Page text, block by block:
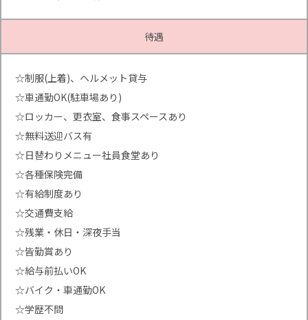
待遇
☆制服(上着)、ヘルメット貸与
☆車通勤OK(駐車場あり)
☆ロッカー、更衣室、食事スペースあり
☆無料送迎バス有
☆日替わりメニュー社員食堂あり
☆各種保険完備
☆有給制度あり
☆交通費支給
☆残業・休日・深夜手当
☆皆勤賞あり
☆給与前払いOK
☆バイク・車通勤OK
☆学歴不問